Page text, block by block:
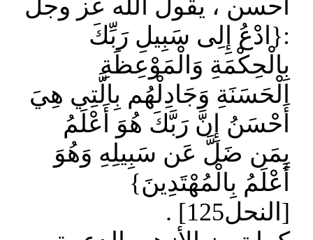
أحسن ، يقول الله عز وجل
:{ادْعُ إِلِى سَبِيلِ رَبِّكَ
بِالْحِكْمَةِ وَالْمَوْعِظَةِ
الْحَسَنَةِ وَجَادِلْهُم بِالَّتِي هِيَ
أَحْسَنُ إِنَّ رَبَّكَ هُوَ أَعْلَمُ
بِمَن ضَلَّ عَن سَبِيلِهِ وَهُوَ
أَعْلَمُ بِالْمُهْتَدِينَ}
[النحل125] .